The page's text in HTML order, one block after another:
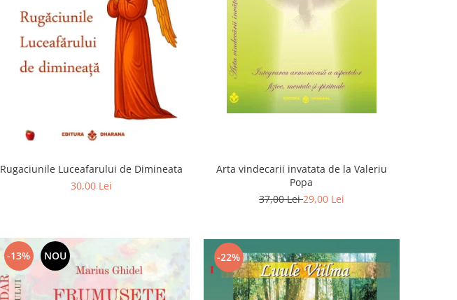
Rugaciunile Luceafarului de Dimineata
30,00 Lei
Arta vindecarii invatata de la Valeriu
Popa
37,00 Lei29,00 Lei
-13% NOU -22%